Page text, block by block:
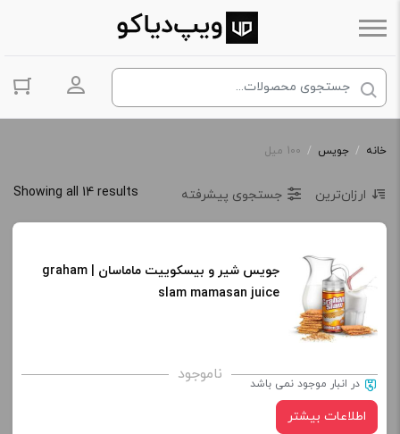
ورود به
خانه / جویس / 100 میل
Showing all 14 results ارزان‌ترین جستجوی پیشرفته
جویس شیر و بیسکوییت ماماسان | graham
slam mamasan juice
ناموجود در انبار موجود نمی باشد
اطلاعات بیشتر